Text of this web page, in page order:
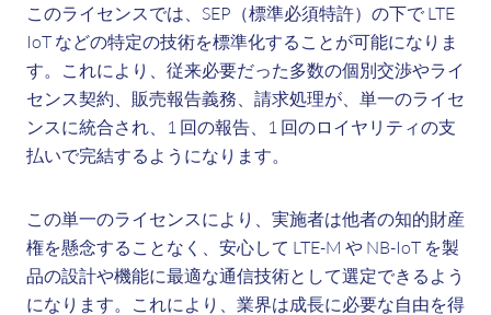
このライセンスでは、SEP（標準必須特許）の下で LTE
IoT などの特定の技術を標準化することが可能になりま
す。これにより、従来必要だった多数の個別交渉やライ
センス契約、販売報告義務、請求処理が、単一のライセ
ンスに統合され、1 回の報告、1 回のロイヤリティの支
払いで完結するようになります。
この単一のライセンスにより、実施者は他者の知的財産
権を懸念することなく、安心して LTE-M や NB-IoT を製
品の設計や機能に最適な通信技術として選定できるよう
になります。これにより、業界は成長に必要な自由を得